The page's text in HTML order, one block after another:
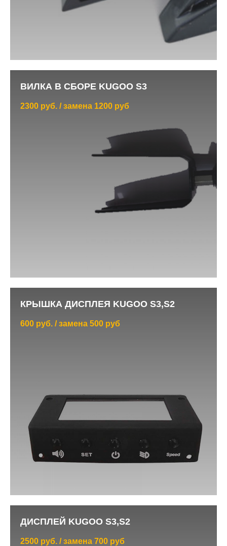
ВИЛКА В СБОРЕ KUGOO S3
2300 руб. / замена 1200 руб
КРЫШКА ДИСПЛЕЯ KUGOO S3,S2
600 руб. / замена 500 руб
ДИСПЛЕЙ KUGOO S3,S2
2500 руб. / замена 700 руб